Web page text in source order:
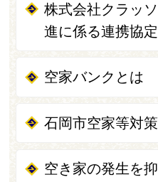
株式会社クラッ
進に係る連携協
空家バンクとは
石岡市空家等対
空き家の発生を